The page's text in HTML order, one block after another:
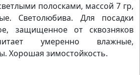
полосками, массой 7 гр,
Светолюбива. Для посадки
защищенное от сквозняков
умеренно влажные,
Хорошая зимостойкость.